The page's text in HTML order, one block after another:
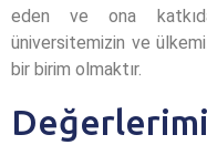
eden ve ona
üniversitemizin ve
bir birim olmaktır.